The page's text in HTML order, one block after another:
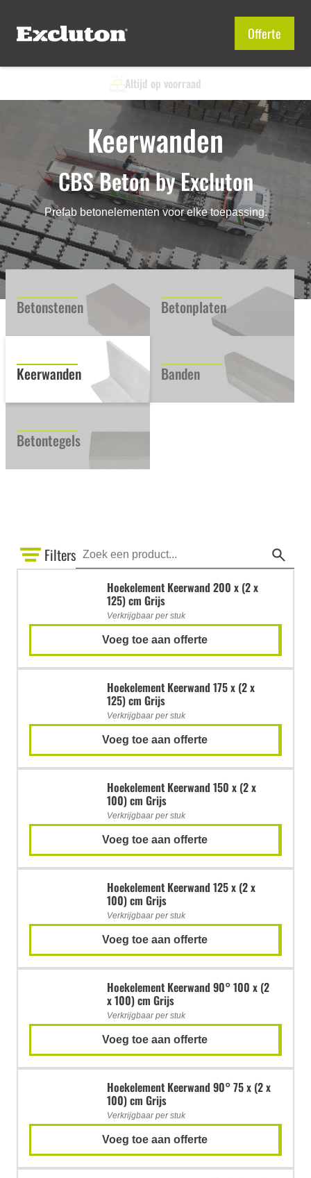
Offerte
Altijd op voorraad
keerwanden
CBS Beton by Excluton
Prefab betonelementen voor elke toepassing.
Betontegels
Banden
Betonstenen Betonplaten
Keerwanden
Filters
Hoekelement Keerwand 200 x (2 x
125) cm Grijs
Verkrijgbaar per stuk
Voeg toe aan offerte
Hoekelement Keerwand 175 x (2 x
125) cm Grijs
Verkrijgbaar per stuk
Voeg toe aan offerte
Hoekelement Keerwand 150 x (2 x
100) cm Grijs
Verkrijgbaar per stuk
Voeg toe aan offerte
Hoekelement Keerwand 125 x (2 x
100) cm Grijs
Verkrijgbaar per stuk
Voeg toe aan offerte
Hoekelement Keerwand 90° 100 x (2
x 100) cm Grijs
Verkrijgbaar per stuk
Voeg toe aan offerte
Hoekelement Keerwand 90° 75 x (2 x
100) cm Grijs
Verkrijgbaar per stuk
Voeg toe aan offerte